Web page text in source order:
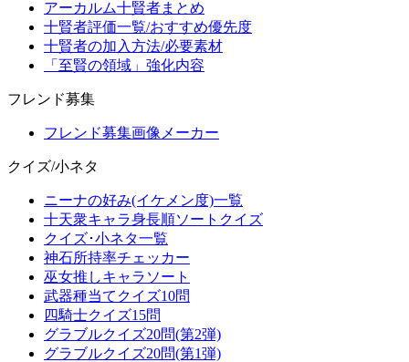
アーカルム十賢者まとめ
十賢者評価一覧/おすすめ優先度
十賢者の加入方法/必要素材
「至賢の領域」強化内容
フレンド募集
フレンド募集画像メーカー
クイズ/小ネタ
ニーナの好み(イケメン度)一覧
十天衆キャラ身長順ソートクイズ
クイズ･小ネタ一覧
神石所持率チェッカー
巫女推しキャラソート
武器種当てクイズ10問
四騎士クイズ15問
グラブルクイズ20問(第2弾)
グラブルクイズ20問(第1弾)